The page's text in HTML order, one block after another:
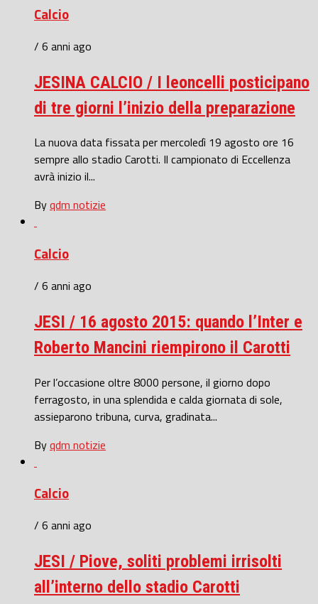
Calcio
/ 6 anni ago
JESINA CALCIO / I leoncelli posticipano
di tre giorni l’inizio della preparazione
La nuova data fissata per mercoledì 19 agosto ore 16
sempre allo stadio Carotti. Il campionato di Eccellenza
avrà inizio il...
Byqdm notizie
Calcio
/ 6 anni ago
JESI / 16 agosto 2015: quando l’Inter e
Roberto Mancini riempirono il Carotti
Per l’occasione oltre 8000 persone, il giorno dopo
ferragosto, in una splendida e calda giornata di sole,
assieparono tribuna, curva, gradinata...
Byqdm notizie
Calcio
/ 6 anni ago
JESI / Piove, soliti problemi irrisolti
all’interno dello stadio Carotti